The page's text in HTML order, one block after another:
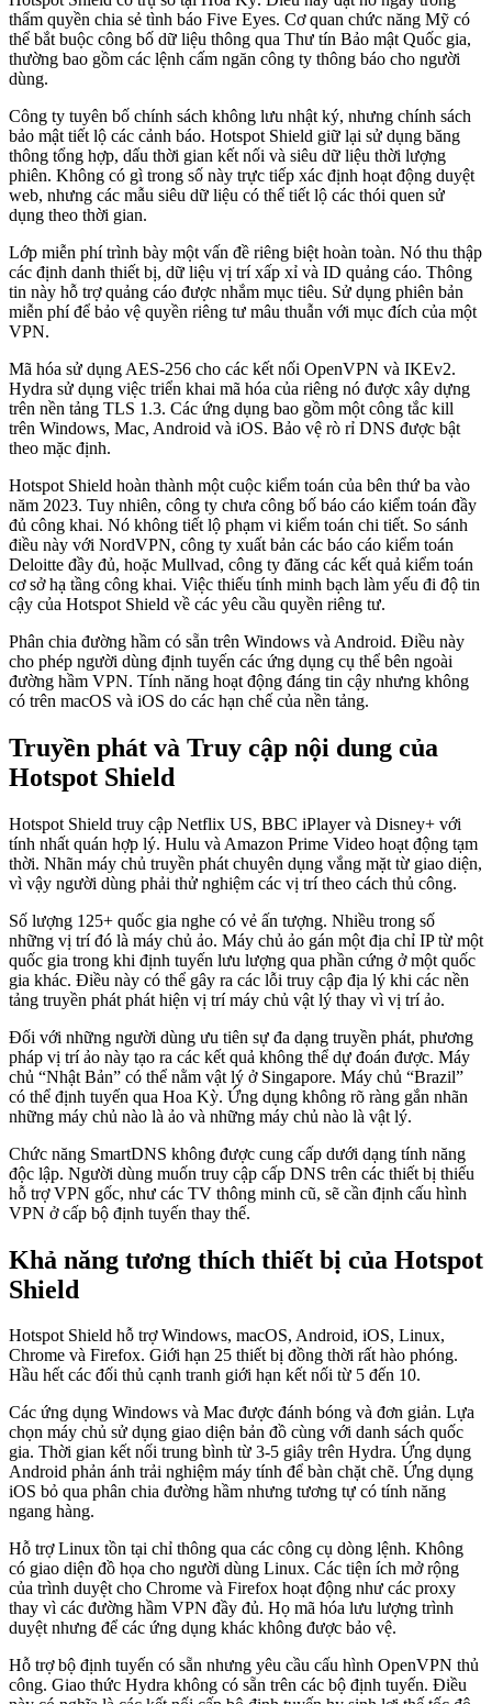
thẩm quyền chia sẻ tình báo Five Eyes. Cơ quan chức năng Mỹ có
thể bắt buộc công bố dữ liệu thông qua Thư tín Bảo mật Quốc gia,
thường bao gồm các lệnh cấm ngăn công ty thông báo cho người
dùng.
Công ty tuyên bố chính sách không lưu nhật ký, nhưng chính sách
bảo mật tiết lộ các cảnh báo. Hotspot Shield giữ lại sử dụng băng
thông tổng hợp, dấu thời gian kết nối và siêu dữ liệu thời lượng
phiên. Không có gì trong số này trực tiếp xác định hoạt động duyệt
web, nhưng các mẫu siêu dữ liệu có thể tiết lộ các thói quen sử
dụng theo thời gian.
Lớp miễn phí trình bày một vấn đề riêng biệt hoàn toàn. Nó thu thập
các định danh thiết bị, dữ liệu vị trí xấp xỉ và ID quảng cáo. Thông
tin này hỗ trợ quảng cáo được nhắm mục tiêu. Sử dụng phiên bản
miễn phí để bảo vệ quyền riêng tư mâu thuẫn với mục đích của một
VPN.
Mã hóa sử dụng AES-256 cho các kết nối OpenVPN và IKEv2.
Hydra sử dụng việc triển khai mã hóa của riêng nó được xây dựng
trên nền tảng TLS 1.3. Các ứng dụng bao gồm một công tắc kill
trên Windows, Mac, Android và iOS. Bảo vệ rò rỉ DNS được bật
theo mặc định.
Hotspot Shield hoàn thành một cuộc kiểm toán của bên thứ ba vào
năm 2023. Tuy nhiên, công ty chưa công bố báo cáo kiểm toán đầy
đủ công khai. Nó không tiết lộ phạm vi kiểm toán chi tiết. So sánh
điều này với NordVPN, công ty xuất bản các báo cáo kiểm toán
Deloitte đầy đủ, hoặc Mullvad, công ty đăng các kết quả kiểm toán
cơ sở hạ tầng công khai. Việc thiếu tính minh bạch làm yếu đi độ tin
cậy của Hotspot Shield về các yêu cầu quyền riêng tư.
Phân chia đường hầm có sẵn trên Windows và Android. Điều này
cho phép người dùng định tuyến các ứng dụng cụ thể bên ngoài
đường hầm VPN. Tính năng hoạt động đáng tin cậy nhưng không
có trên macOS và iOS do các hạn chế của nền tảng.
Truyền phát và Truy cập nội dung của
Hotspot Shield
Hotspot Shield truy cập Netflix US, BBC iPlayer và Disney+ với
tính nhất quán hợp lý. Hulu và Amazon Prime Video hoạt động tạm
thời. Nhãn máy chủ truyền phát chuyên dụng vắng mặt từ giao diện,
vì vậy người dùng phải thử nghiệm các vị trí theo cách thủ công.
Số lượng 125+ quốc gia nghe có vẻ ấn tượng. Nhiều trong số
những vị trí đó là máy chủ ảo. Máy chủ ảo gán một địa chỉ IP từ một
quốc gia trong khi định tuyến lưu lượng qua phần cứng ở một quốc
gia khác. Điều này có thể gây ra các lỗi truy cập địa lý khi các nền
tảng truyền phát phát hiện vị trí máy chủ vật lý thay vì vị trí ảo.
Đối với những người dùng ưu tiên sự đa dạng truyền phát, phương
pháp vị trí ảo này tạo ra các kết quả không thể dự đoán được. Máy
chủ “Nhật Bản” có thể nằm vật lý ở Singapore. Máy chủ “Brazil”
có thể định tuyến qua Hoa Kỳ. Ứng dụng không rõ ràng gắn nhãn
những máy chủ nào là ảo và những máy chủ nào là vật lý.
Chức năng SmartDNS không được cung cấp dưới dạng tính năng
độc lập. Người dùng muốn truy cập cấp DNS trên các thiết bị thiếu
hỗ trợ VPN gốc, như các TV thông minh cũ, sẽ cần định cấu hình
VPN ở cấp bộ định tuyến thay thế.
Khả năng tương thích thiết bị của Hotspot
Shield
Hotspot Shield hỗ trợ Windows, macOS, Android, iOS, Linux,
Chrome và Firefox. Giới hạn 25 thiết bị đồng thời rất hào phóng.
Hầu hết các đối thủ cạnh tranh giới hạn kết nối từ 5 đến 10.
Các ứng dụng Windows và Mac được đánh bóng và đơn giản. Lựa
chọn máy chủ sử dụng giao diện bản đồ cùng với danh sách quốc
gia. Thời gian kết nối trung bình từ 3-5 giây trên Hydra. Ứng dụng
Android phản ánh trải nghiệm máy tính để bàn chặt chẽ. Ứng dụng
iOS bỏ qua phân chia đường hầm nhưng tương tự có tính năng
ngang hàng.
Hỗ trợ Linux tồn tại chỉ thông qua các công cụ dòng lệnh. Không
có giao diện đồ họa cho người dùng Linux. Các tiện ích mở rộng
của trình duyệt cho Chrome và Firefox hoạt động như các proxy
thay vì các đường hầm VPN đầy đủ. Họ mã hóa lưu lượng trình
duyệt nhưng để các ứng dụng khác không được bảo vệ.
Hỗ trợ bộ định tuyến có sẵn nhưng yêu cầu cấu hình OpenVPN thủ
công. Giao thức Hydra không có sẵn trên các bộ định tuyến. Điều